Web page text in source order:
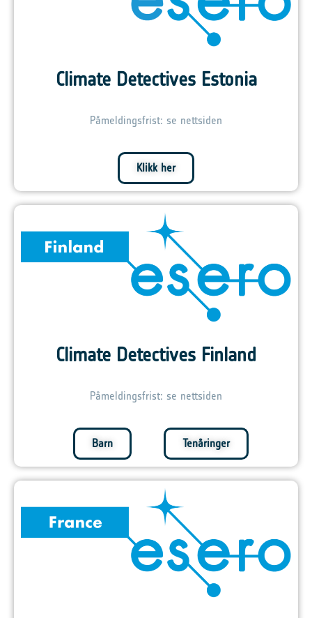
Climate Detectives Estonia
Påmeldingsfrist: se nettsiden
Klikk her
Climate Detectives Finland
Påmeldingsfrist: se nettsiden
Barn Tenåringer